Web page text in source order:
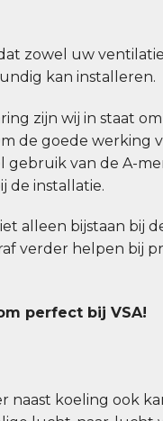
zowel uw
kan installeren.
zijn wij in staat
de goede werking
gebruik van de A-
de installatie.
alleen bijstaan bij
verder helpen bij
perfect bij VSA!
naast koeling ook